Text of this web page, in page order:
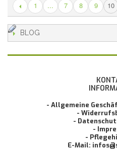
1 ... 7 8 9 10
BLOG
- Allgemeine
-
-
-
-
E-Mail: